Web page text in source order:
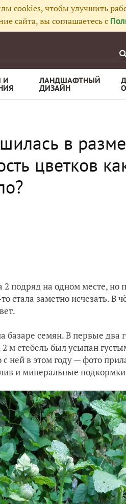
cookies, чтобы улучшить
сайта, вы соглашаетесь с
И ЛАНДШАФТНЫЙ
ДИЗАЙН
в
цветков
подряд на одном месте, но
стала заметно исчезать. В
семян. В первые два
м стебель был усыпан
ней в этом году — фото
и минеральные